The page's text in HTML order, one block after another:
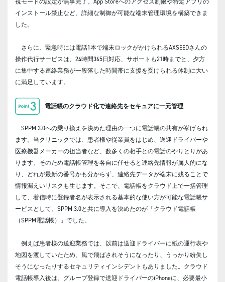
インストール禁止など、詳細な制御が可能な端末管理環境を構築できま
した。
さらに、緊急時には電話1本で端末ロックがかけられるAXSEEDさんの
操作代行サービスは、24時間365日対応、サポートも21時までと、夕方
に集中する連絡業務が一段落した時間帯に支援を受けられる体制に大い
に満足しています。
電話帳のクラウド化で連絡先をセキュアに一元管理
SPPM 3.0への乗り換えを決めた理由の一つに電話帳の共有が挙げられ
ます。当クリニックでは、患者様や従業員をはじめ、送迎ドライバーや
医療機器メーカーの担当者など、数多くの相手との電話のやりとりがあ
ります。そのため電話帳管理を各自に任せると連絡先情報が属人的にな
り、どれが最新の番号かも分からず、連絡先データが端末に残ることで
情報漏えいリスクも生じます。そこで、電話帳をクラウド上で一括管理
して、着信時に登録者名が表示される基本的な使い方が可能な電話帳サ
ービスとして、SPPM 3.0と共に導入を決めたのが「クラウド電話帳
（SPPM電話帳）」でした。
例えば患者様の送迎業務では、以前は送迎ドライバーに紙の運行表や
地図を渡していたため、風で飛ばされそうになったり、うっかり紛失し
そうになったりするセキュリティインシデントもありました。クラウド
電話帳導入後は、グループ登録で送迎ドライバーのiPhoneに、必要最小